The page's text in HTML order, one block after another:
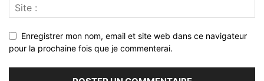
Enregistrer mon nom, email et site web dans ce navigateur
pour la prochaine fois que je commenterai.